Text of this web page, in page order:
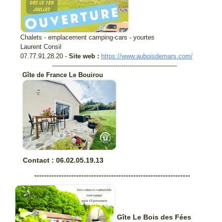
Chalets - emplacement camping-cars - yourtes
Laurent Consil
07.77.91.28.20 - Site web : https://www.auboisdemars.com/
---------------------------------------------------------------
Gîte de France Le Bouirou
Contact : 06.02.05.19.13
---------------------------------------------------------------
Gîte Le Bois des Fées